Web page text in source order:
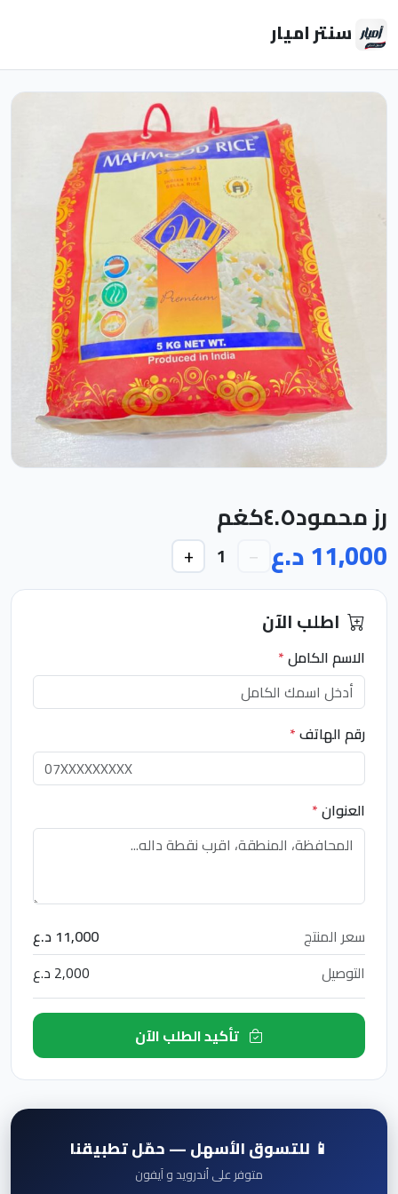
سنتر اميار
رز محمود٤.٥كغم
11,000 د.ع −
1
+
اطلب الآن
الاسم الكامل*
رقم الهاتف*
العنوان*
سعر المنتج
11,000 د.ع
التوصيل
2,000 د.ع
📱 للتسوق الأسهل — حمّل تطبيقنا
متوفر على أندرويد و آيفون